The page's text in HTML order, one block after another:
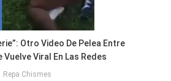
Otro Video De Pelea Entre
Vuelve Viral En Las Redes
Repa Chismes